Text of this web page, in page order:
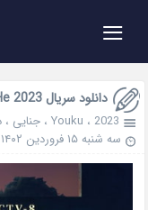
≡
دانلود سریال Who Is He 2023
2023 ، Youku ،جنایی ،
سه شنبه ۱۵ فروردین ۱۴۰۲